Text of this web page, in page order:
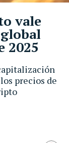
precios de
vale
2025